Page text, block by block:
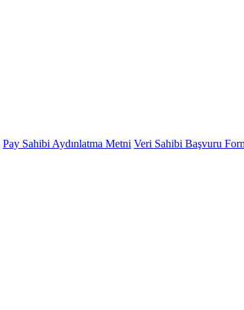
Pay Sahibi Aydınlatma Metni Veri Sahibi Başvuru